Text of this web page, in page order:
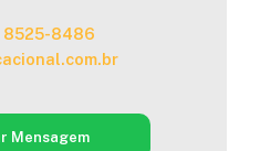
8525-8486
Mensagem